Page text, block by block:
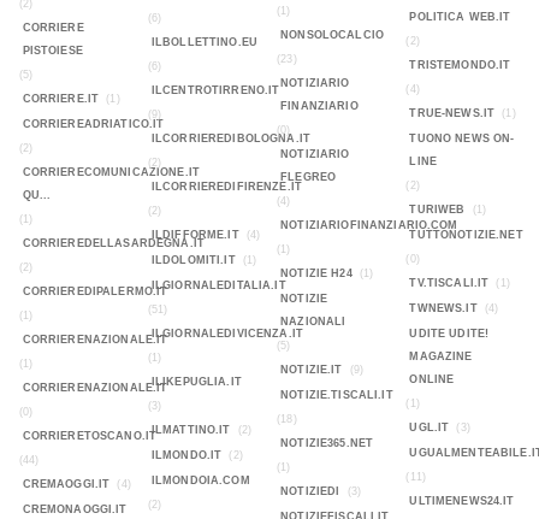
(2)
CORRIERE
PISTOIESE
(5)
CORRIERE.IT
(1)
CORRIEREADRIATICO.IT
(2)
CORRIERECOMUNICAZIONE.IT
QU...
(1)
CORRIEREDELLASARDEGNA.IT
(2)
CORRIEREDIPALERMO.IT
(1)
CORRIERENAZIONALE.IT
(1)
CORRIERENAZIONALE.IT
(0)
CORRIERETOSCANO.IT
(44)
CREMAOGGI.IT
(4)
CREMONAOGGI.IT
(6)
ILBOLLETTINO.EU
(6)
ILCENTROTIRRENO.IT
(9)
ILCORRIEREDIBOLOGNA.IT
(2)
ILCORRIEREDIFIRENZE.IT
(2)
ILDIFFORME.IT
(4)
ILDOLOMITI.IT (1)
ILGIORNALEDITALIA.IT
(51)
ILGIORNALEDIVICENZA.IT
(1)
ILIKEPUGLIA.IT
(3)
ILMATTINO.IT
(2)
ILMONDO.IT (2)
ILMONDOIA.COM
(2)
(1)
NONSOLOCALCIO
(23)
NOTIZIARIO
FINANZIARIO
(0)
NOTIZIARIO
FLEGREO
(4)
NOTIZIARIOFINANZIARIO.COM
(1)
NOTIZIE H24
(1)
NOTIZIE
NAZIONALI
(5)
NOTIZIE.IT
(9)
NOTIZIE.TISCALI.IT
(18)
NOTIZIE365.NET
(1)
NOTIZIEDI
(3)
POLITICA WEB.IT
(2)
TRISTEMONDO.IT
(4)
TRUE-NEWS.IT
(1)
TUONO NEWS ON-
LINE
(2)
TURIWEB
(1)
TUTTONOTIZIE.NET
(0)
TV.TISCALI.IT
(1)
TWNEWS.IT (4)
UDITE UDITE!
MAGAZINE
ONLINE
(1)
UGL.IT
(3)
(11)
ULTIMENEWS24.IT